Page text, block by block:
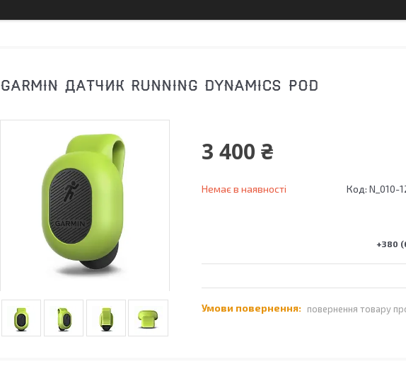
GARMIN ДАТЧИК RUNNING DYNAMICS POD
3 400 ₴
Немає в наявності Код: N_010-
+380
повернення товару